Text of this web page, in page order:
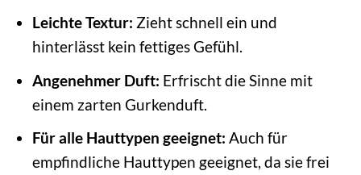
Leichte Textur: Zieht schnell ein und
hinterlässt kein fettiges Gefühl.
Angenehmer Duft: Erfrischt die Sinne mit
einem zarten Gurkenduft.
Für alle Hauttypen geeignet: Auch für
empfindliche Hauttypen geeignet, da sie frei